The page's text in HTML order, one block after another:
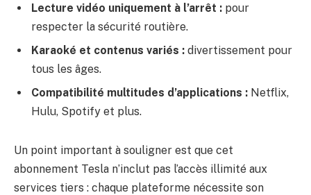
Lecture vidéo uniquement à l’arrêt : pour
respecter la sécurité routière.
Karaoké et contenus variés : divertissement pour
tous les âges.
Compatibilité multitudes d’applications : Netflix,
Hulu, Spotify et plus.
Un point important à souligner est que cet
abonnement Tesla n’inclut pas l’accès illimité aux
services tiers : chaque plateforme nécessite son